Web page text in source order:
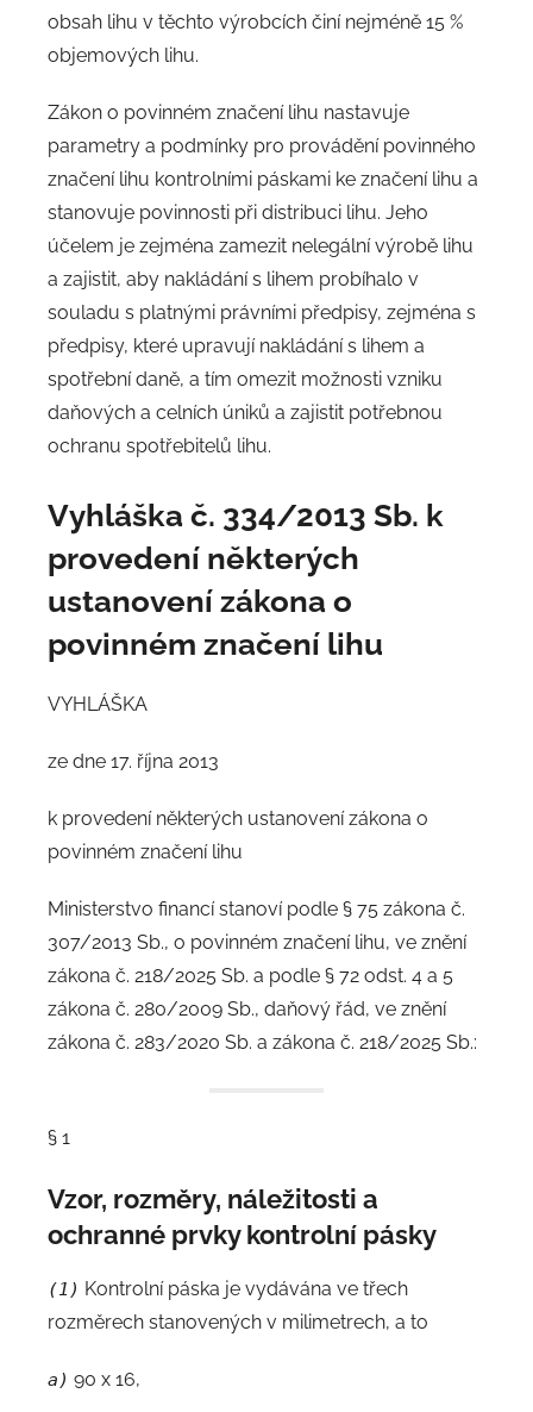
obsah lihu v těchto výrobcích činí nejméně 15 %
objemových lihu.
Zákon o povinném značení lihu nastavuje
parametry a podmínky pro provádění povinného
značení lihu kontrolními páskami ke značení lihu a
stanovuje povinnosti při distribuci lihu. Jeho
účelem je zejména zamezit nelegální výrobě lihu
a zajistit,​ aby nakládání s lihem probíhalo v
souladu s platnými právními předpisy, zejména s
předpisy, které upravují nakládání s lihem a
spotřební daně, a tím omezit možnosti vzniku
daňových a celních úniků a zajistit potřebnou
ochranu spotřebitelů lihu.​
Vyhláška č. 334/2013 Sb. k
provedení některých
ustanovení zákona o
povinném značení lihu
VYHLÁŠKA
ze dne 17. října 2013
k provedení některých ustanovení zákona o
povinném značení lihu
Ministerstvo financí stanoví podle § 75 zákona č.
307/2013 Sb., o povinném značení lihu, ve znění
zákona č. 218/2025 Sb. a podle § 72 odst. 4 a 5
zákona č. 280/2009 Sb., daňový řád, ve znění
zákona č. 283/2020 Sb. a zákona č. 218/2025 Sb.:
§ 1
Vzor, rozměry, náležitosti a
ochranné prvky kontrolní pásky
(1) Kontrolní páska je vydávána ve třech
rozměrech stanovených v milimetrech, a to
a) 90 x 16,